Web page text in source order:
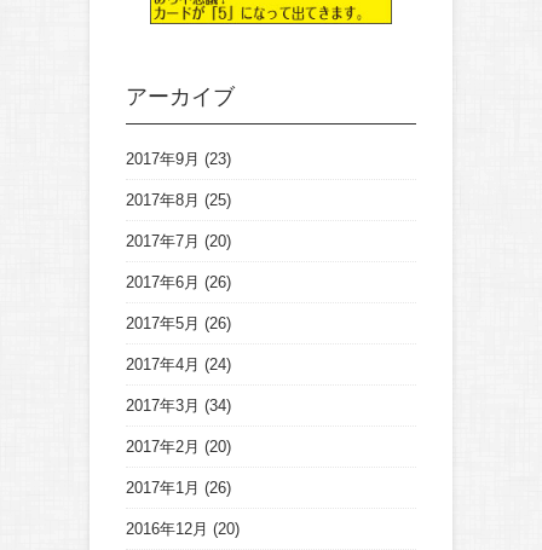
アーカイブ
2017年9月 (23)
2017年8月 (25)
2017年7月 (20)
2017年6月 (26)
2017年5月 (26)
2017年4月 (24)
2017年3月 (34)
2017年2月 (20)
2017年1月 (26)
2016年12月 (20)